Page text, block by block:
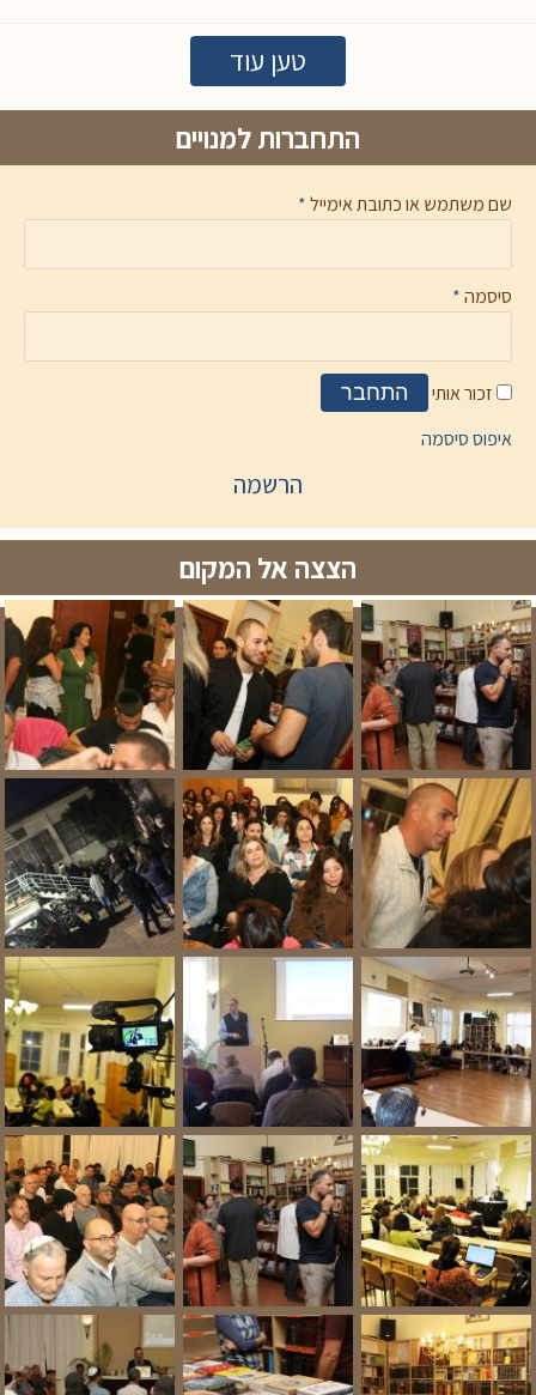
טען עוד
התחברות למנויים
שם משתמש או כתובת אימייל*
סיסמה*
זכור אותי התחבר
איפוס סיסמה
הרשמה
הצצה אל המקום